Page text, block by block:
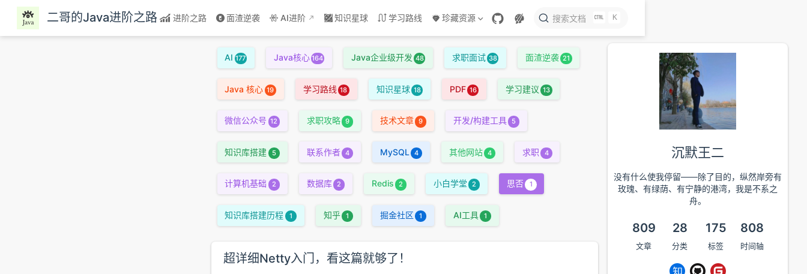
跳至主要內容
二哥的Java进阶之路 进阶之路 面渣逆袭 AI进阶 知识星球 学习路线 珍藏资源 搜索文档 K
AI 177 Java核心 164 Java企业级开发 48 求职面试 38 面渣逆袭 21
Java 核心 19 学习路线 18 知识星球 18 PDF 16 学习建议 13
微信公众号 12 求职攻略 9 技术文章 9 开发/构建工具 5
知识库搭建 5 联系作者 4 MySQL 4 其他网站 4 求职 4
计算机基础 2 数据库 2 Redis 2 小白学堂 2 思否 1
知识库搭建历程 1 知乎 1 掘金社区 1 AI工具 1
超详细Netty入门，看这篇就够了！
沉默王二
没有什么使我停留——除了目的，纵然岸旁有
玫瑰、有绿荫、有宁静的港湾，我是不系之
舟。
809
文章
28
分类
175
标签
808
时间轴